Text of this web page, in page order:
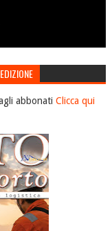
abbonati Clicca qui